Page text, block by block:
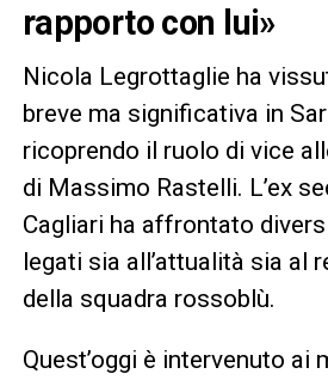
rapporto con lui»
Nicola Legrottaglie ha
breve ma significativa in
ricoprendo il ruolo di vice
di Massimo Rastelli. L’ex
Cagliari ha affrontato
legati sia all’attualità sia al
della squadra rossoblù.
Quest’oggi è intervenuto ai